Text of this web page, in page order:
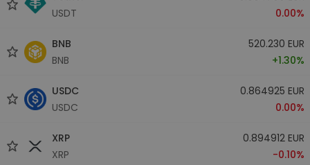
USDT
0.00%
BNB
BNB
520.230 EUR
+1.30%
USDC
USDC
0.864925 EUR
0.00%
XRP
XRP
0.894912 EUR
-0.10%